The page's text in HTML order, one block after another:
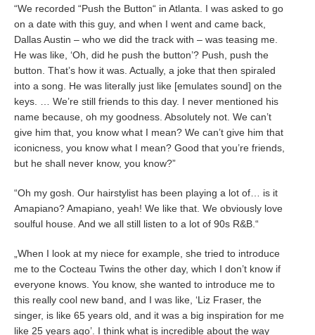
“We recorded “Push the Button“ in Atlanta. I was asked to go
on a date with this guy, and when I went and came back,
Dallas Austin – who we did the track with – was teasing me.
He was like, ‘Oh, did he push the button’? Push, push the
button. That’s how it was. Actually, a joke that then spiraled
into a song. He was literally just like [emulates sound] on the
keys. … We’re still friends to this day. I never mentioned his
name because, oh my goodness. Absolutely not. We can’t
give him that, you know what I mean? We can’t give him that
iconicness, you know what I mean? Good that you’re friends,
but he shall never know, you know?”
“Oh my gosh. Our hairstylist has been playing a lot of… is it
Amapiano? Amapiano, yeah! We like that. We obviously love
soulful house. And we all still listen to a lot of 90s R&B.“
„When I look at my niece for example, she tried to introduce
me to the Cocteau Twins the other day, which I don’t know if
everyone knows. You know, she wanted to introduce me to
this really cool new band, and I was like, ‘Liz Fraser, the
singer, is like 65 years old, and it was a big inspiration for me
like 25 years ago’. I think what is incredible about the way